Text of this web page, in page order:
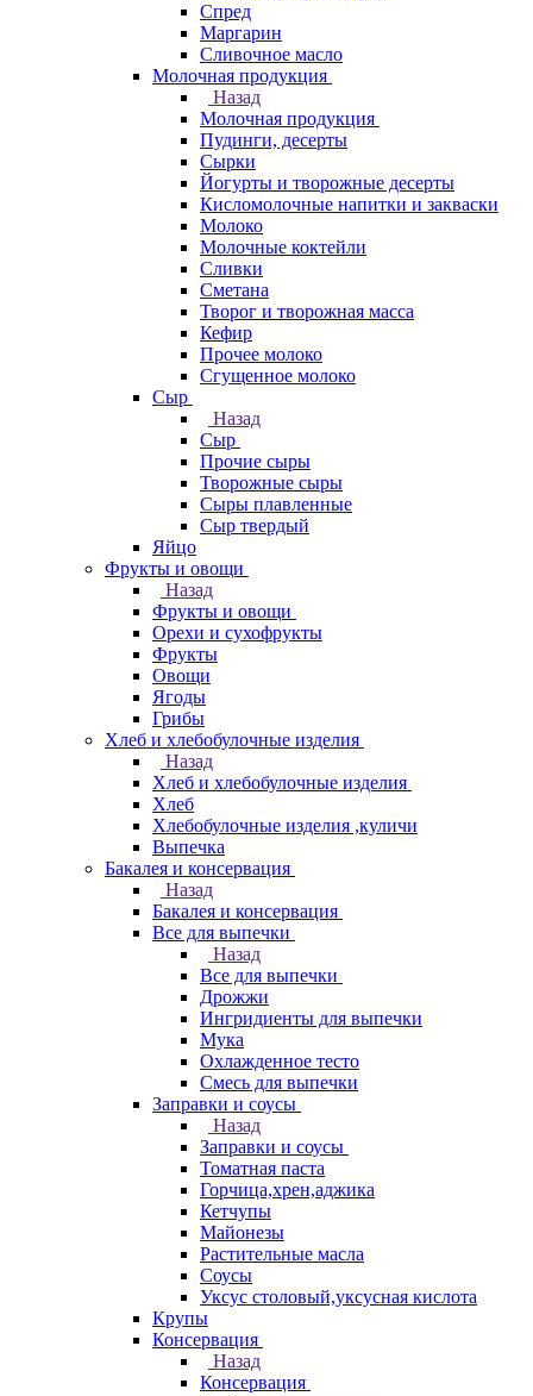
Спред
Маргарин
Сливочное масло
Молочная продукция
Назад
Молочная продукция
Пудинги, десерты
Сырки
Йогурты и творожные десерты
Кисломолочные напитки и закваски
Молоко
Молочные коктейли
Сливки
Сметана
Творог и творожная масса
Кефир
Прочее молоко
Сгущенное молоко
Сыр
Назад
Сыр
Прочие сыры
Творожные сыры
Сыры плавленные
Сыр твердый
Яйцо
Фрукты и овощи
Назад
Фрукты и овощи
Орехи и сухофрукты
Фрукты
Овощи
Ягоды
Грибы
Хлеб и хлебобулочные изделия
Назад
Хлеб и хлебобулочные изделия
Хлеб
Хлебобулочные изделия ,куличи
Выпечка
Бакалея и консервация
Назад
Бакалея и консервация
Все для выпечки
Назад
Все для выпечки
Дрожжи
Ингридиенты для выпечки
Мука
Охлажденное тесто
Смесь для выпечки
Заправки и соусы
Назад
Заправки и соусы
Томатная паста
Горчица,хрен,аджика
Кетчупы
Майонезы
Растительные масла
Соусы
Уксус столовый,уксусная кислота
Крупы
Консервация
Назад
Консервация